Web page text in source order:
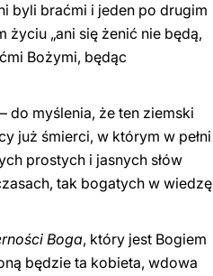
byli braćmi i jeden po drugim
życiu „ani się żenić nie będą,
Bożymi, będąc
do myślenia, że ten ziemski
już śmierci, w którym w pełni
prostych i jasnych słów
tak bogatych w wiedzę
Boga, który jest Bogiem
będzie ta kobieta, wdowa